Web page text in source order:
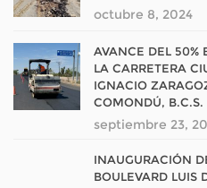
octubre 8, 2024
AVANCE DEL 50%
LA CARRETERA
IGNACIO
COMONDÚ, B.C.S.
septiembre 23,
INAUGURACIÓN
BOULEVARD LUIS